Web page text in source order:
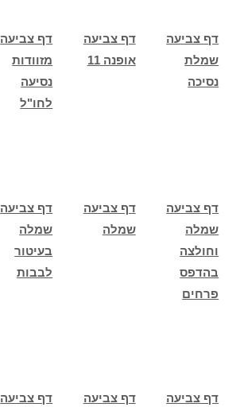
דף צביעה
מזוודות
נסיעה
לחו"ל
דף צביעה
אופנה 11
דף צביעה
שמלת
נסיכה
דף צביעה
שמלה
בעיטור
לבבות
דף צביעה
שמלה
דף צביעה
שמלה
וחולצה
בהדפס
פרחים
דף צביעה
דף צביעה
דף צביעה